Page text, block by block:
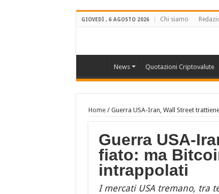
GIOVEDÌ , 6 AGOSTO 2026 Chi siamo
News Quotazioni Criptovalute
Home/ Guerra USA-Iran, Wall Street
Guerra USA-
fiato: ma
intrappolati
I mercati USA tremano, tra